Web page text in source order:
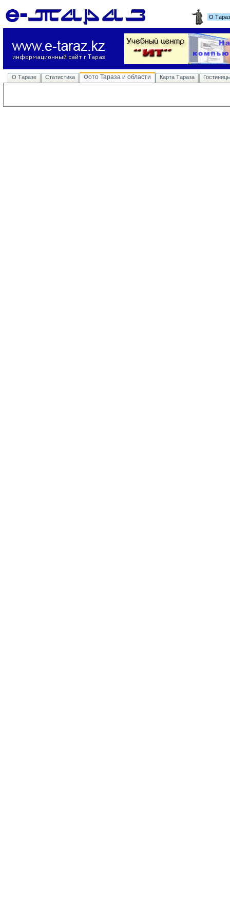
О
О Таразе Статистика Фото Тараза и области Карта Тараза